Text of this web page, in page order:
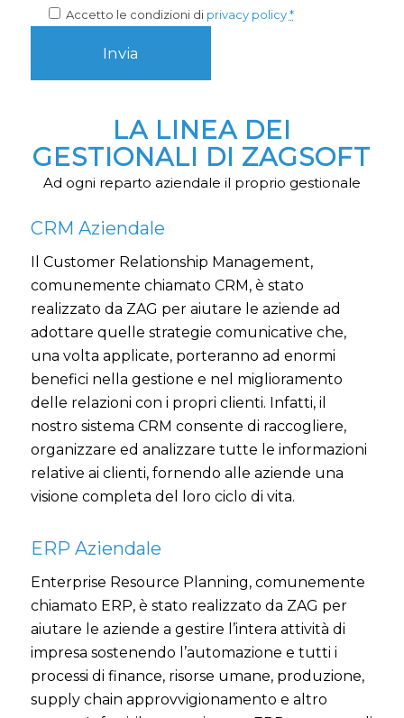
Accetto le condizioni di privacy policy *
LA LINEA DEI
GESTIONALI DI ZAGSOFT
Ad ogni reparto aziendale il proprio gestionale
CRM Aziendale
Il Customer Relationship Management,
comunemente chiamato CRM, è stato
realizzato da ZAG per aiutare le aziende ad
adottare quelle strategie comunicative che,
una volta applicate, porteranno ad enormi
benefici nella gestione e nel miglioramento
delle relazioni con i propri clienti. Infatti, il
nostro sistema CRM consente di raccogliere,
organizzare ed analizzare tutte le informazioni
relative ai clienti, fornendo alle aziende una
visione completa del loro ciclo di vita.
ERP Aziendale
Enterprise Resource Planning, comunemente
chiamato ERP, è stato realizzato da ZAG per
aiutare le aziende a gestire l’intera attività di
impresa sostenendo l’automazione e tutti i
processi di finance, risorse umane, produzione,
supply chain approvvigionamento e altro